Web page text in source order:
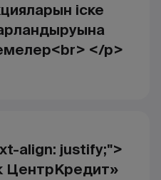
іске
</p>
align: justify;">
ЦентрКредит»